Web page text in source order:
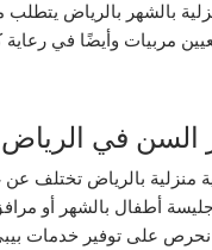
بالشهر بالرياض يتطلب
مربيات وأيضًا في رعاية
السن في الرياض
بالرياض تختلف عن
أطفال بالشهر أو
نحرص على توفير خدمات